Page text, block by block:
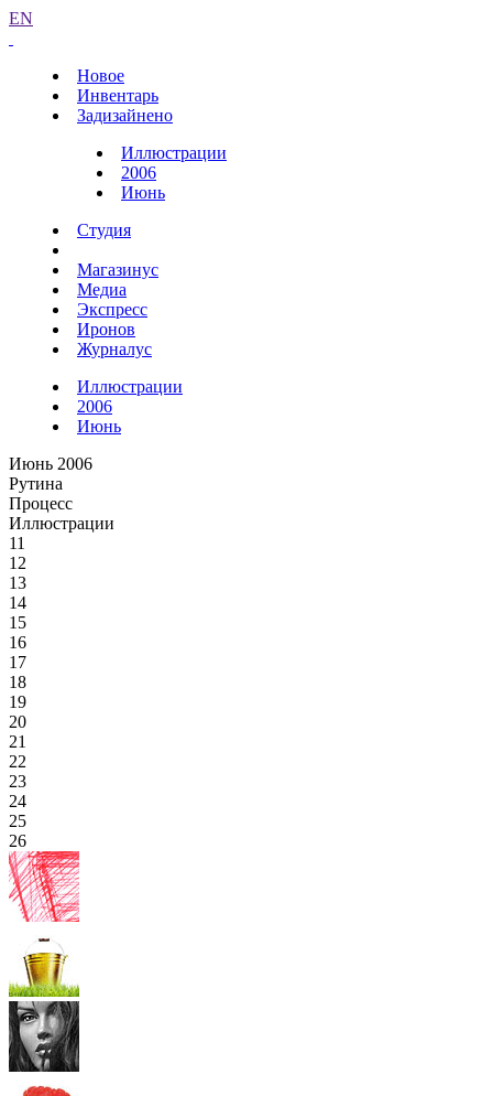
EN
Новое
Инвентарь
Задизайнено
Иллюстрации
2006
Июнь
Студия
Магазинус
Медиа
Экспресс
Иронов
Журналус
Иллюстрации
2006
Июнь
Июнь 2006
Рутина
Процесс
Иллюстрации
11
12
13
14
15
16
17
18
19
20
21
22
23
24
25
26